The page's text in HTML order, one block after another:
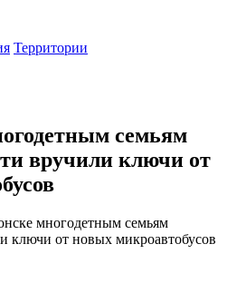
Территории
семьям
вручили ключи от
многодетным семьям
ключи от новых микроавтобусов